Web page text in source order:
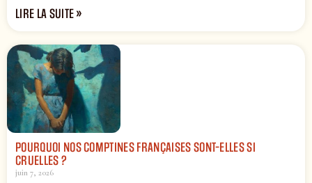
LIRE LA SUITE »
POURQUOI NOS COMPTINES FRANÇAISES SONT-ELLES SI
CRUELLES ?
juin 7, 2026